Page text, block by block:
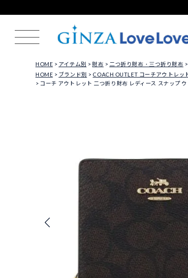
HOME アイテム別 財布 二つ折り財布・三つ折り財布
HOME
ブランド別 COACH OUTLET コーチアウトレッ
コーチ アウトレット 二つ折り財布 レディース スナップ